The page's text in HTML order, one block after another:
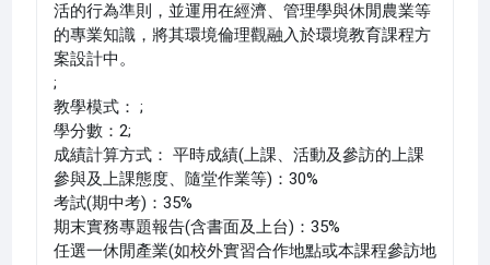
活的行為準則，並運用在經濟、管理學與休閒農業等
的專業知識，將其環境倫理觀融入於環境教育課程方
案設計中。
;
教學模式： ;
學分數：2;
成績計算方式： 平時成績(上課、活動及參訪的上課
參與及上課態度、隨堂作業等)：30%
考試(期中考)：35%
期末實務專題報告(含書面及上台)：35%
任選一休閒產業(如校外實習合作地點或本課程參訪地